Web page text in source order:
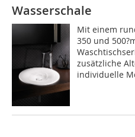
Wasserschale
Mit einem
350 und
zusätzliche
individuelle